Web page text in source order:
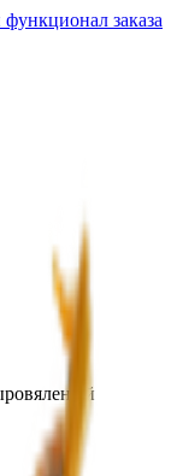
заказа